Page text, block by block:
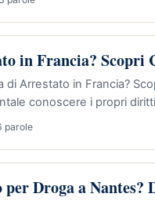
in Francia? Scopri
di Arrestato in Francia?
conoscere i propri
parole
Droga a Nantes?